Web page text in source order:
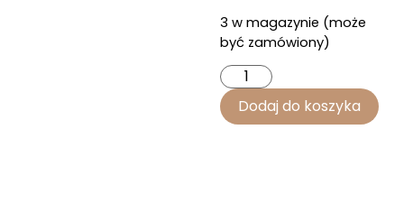
3 w magazynie (może
być zamówiony)
Dodaj do koszyka